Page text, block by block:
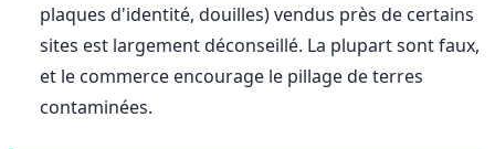
plaques d'identité, douilles) vendus près de certains
sites est largement déconseillé. La plupart sont faux,
et le commerce encourage le pillage de terres
contaminées.